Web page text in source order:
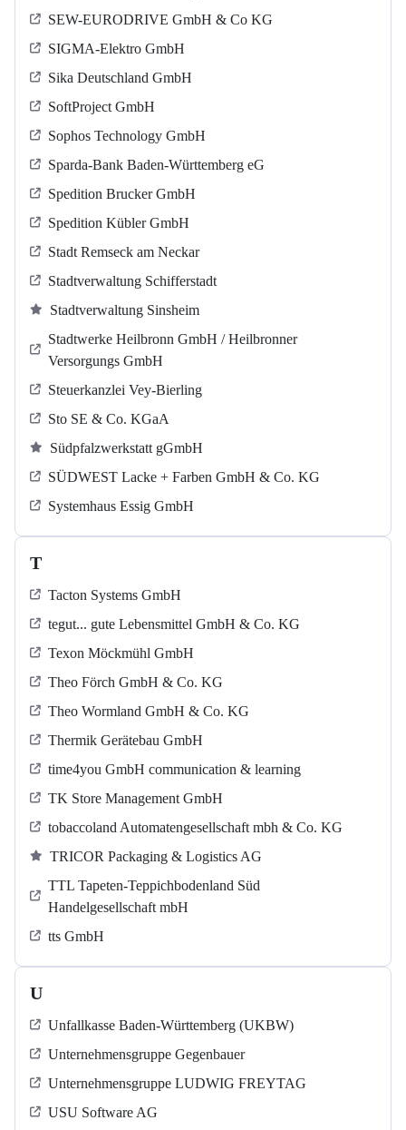
SEW-EURODRIVE GmbH & Co KG
SIGMA-Elektro GmbH
Sika Deutschland GmbH
SoftProject GmbH
Sophos Technology GmbH
Sparda-Bank Baden-Württemberg eG
Spedition Brucker GmbH
Spedition Kübler GmbH
Stadt Remseck am Neckar
Stadtverwaltung Schifferstadt
Stadtverwaltung Sinsheim
Stadtwerke Heilbronn GmbH / Heilbronner
Versorgungs GmbH
Steuerkanzlei Vey-Bierling
Sto SE & Co. KGaA
Südpfalzwerkstatt gGmbH
SÜDWEST Lacke + Farben GmbH & Co. KG
Systemhaus Essig GmbH
T
Tacton Systems GmbH
tegut... gute Lebensmittel GmbH & Co. KG
Texon Möckmühl GmbH
Theo Förch GmbH & Co. KG
Theo Wormland GmbH & Co. KG
Thermik Gerätebau GmbH
time4you GmbH communication & learning
TK Store Management GmbH
tobaccoland Automatengesellschaft mbh & Co. KG
TRICOR Packaging & Logistics AG
TTL Tapeten-Teppichbodenland Süd
Handelgesellschaft mbH
tts GmbH
U
Unfallkasse Baden-Württemberg (UKBW)
Unternehmensgruppe Gegenbauer
Unternehmensgruppe LUDWIG FREYTAG
USU Software AG